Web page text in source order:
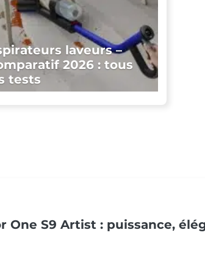
laveurs –
2026 : tous
tests
One S9 Artist : puissance,